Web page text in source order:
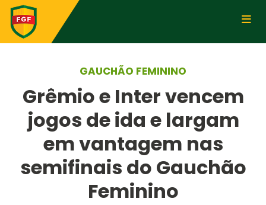
GAUCHÃO FEMININO
Grêmio e Inter vencem
jogos de ida e largam
em vantagem nas
semifinais do Gauchão
Feminino